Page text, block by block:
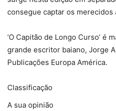
consegue captar os merecidos
‘O Capitão de Longo Curso’ é
grande escritor baiano, Jorge
Publicações Europa América.
Classificação
A sua opinião